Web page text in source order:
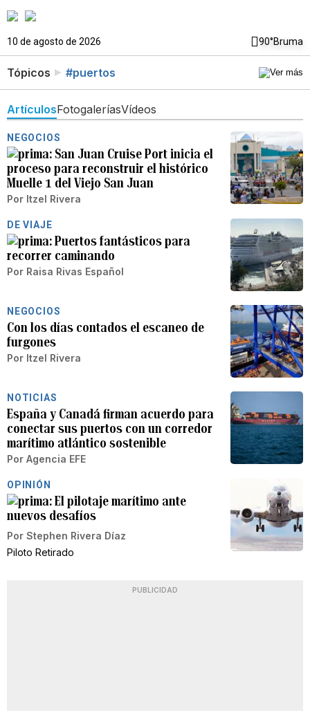
10 de agosto de 2026 90°Bruma
Tópicos #puertos
ArtículosFotogaleríasVídeos
NEGOCIOS
San Juan Cruise Port inicia el
proceso para reconstruir el histórico
Muelle 1 del Viejo San Juan
Por Itzel Rivera
DE VIAJE
Puertos fantásticos para
recorrer caminando
Por Raisa Rivas Español
NEGOCIOS
Con los días contados el escaneo de
furgones
Por Itzel Rivera
NOTICIAS
España y Canadá firman acuerdo para
conectar sus puertos con un corredor
marítimo atlántico sostenible
Por Agencia EFE
OPINIÓN
El pilotaje marítimo ante
nuevos desafíos
Por Stephen Rivera Díaz
Piloto Retirado
PUBLICIDAD